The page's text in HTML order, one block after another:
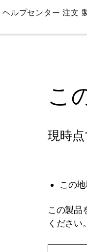
Skip
Main
ヘルプセンター 注文
こ
現時
この
この製品
ください。